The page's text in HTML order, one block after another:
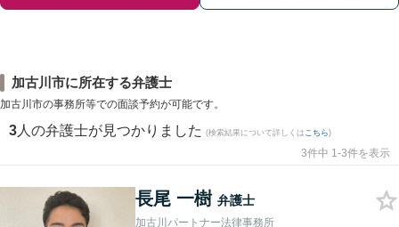
加古川市に所在する弁護士
加古川市の事務所等での面談予約が可能です。
3 人の弁護士が見つかりました (検索結果について詳しくは こちら)
3件中 1-3件を表示
長尾 一樹 弁護士
加古川パートナー法律事務所